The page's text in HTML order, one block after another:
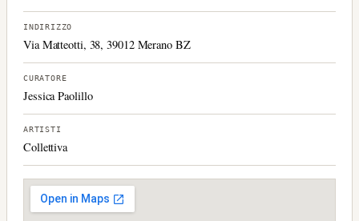
INDIRIZZO
Via Matteotti, 38, 39012 Merano BZ
CURATORE
Jessica Paolillo
ARTISTI
Collettiva